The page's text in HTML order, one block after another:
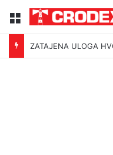
Menu
ZATAJENA ULOGA